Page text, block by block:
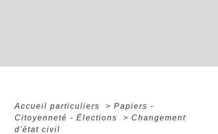
Accueil particuliers > Papiers -
Citoyenneté - Élections
> Changement
d'état civil